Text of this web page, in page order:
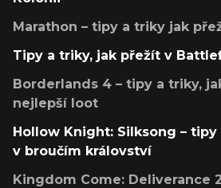
Marathon – tipy a triky jak
Tipy a triky, jak přežít v
Borderlands 4 – tipy a triky,
nejlepší loot
Hollow Knight: Silksong –
v broučím království
Kingdom Come: Deliverance